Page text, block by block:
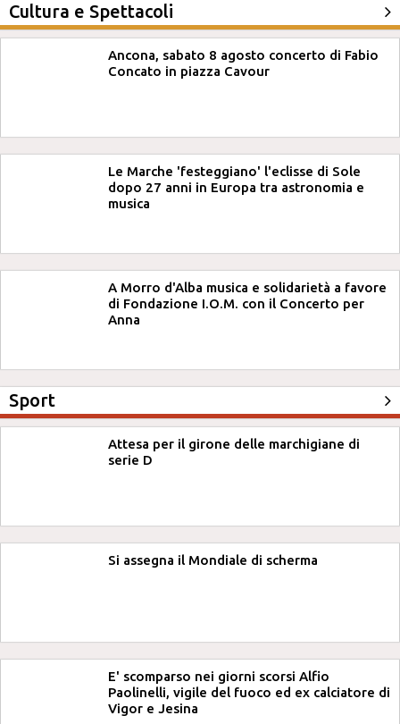
Cultura e Spettacoli
Ancona, sabato 8 agosto concerto di Fabio
Concato in piazza Cavour
Le Marche 'festeggiano' l'eclisse di Sole
dopo 27 anni in Europa tra astronomia e
musica
A Morro d'Alba musica e solidarietà a favore
di Fondazione I.O.M. con il Concerto per
Anna
Sport
Attesa per il girone delle marchigiane di
serie D
Si assegna il Mondiale di scherma
E' scomparso nei giorni scorsi Alfio
Paolinelli, vigile del fuoco ed ex calciatore di
Vigor e Jesina